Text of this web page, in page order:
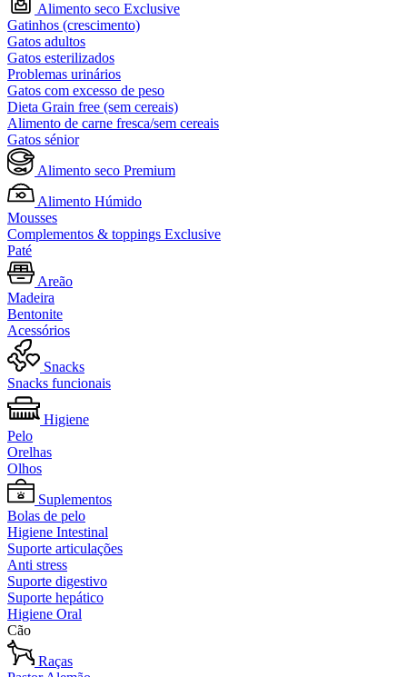
Alimento seco Exclusive
Gatinhos (crescimento)
Gatos adultos
Gatos esterilizados
Problemas urinários
Gatos com excesso de peso
Dieta Grain free (sem cereais)
Alimento de carne fresca/sem cereais
Gatos sénior
Alimento seco Premium
Alimento Húmido
Mousses
Complementos & toppings Exclusive
Paté
Areão
Madeira
Bentonite
Acessórios
Snacks
Snacks funcionais
Higiene
Pelo
Orelhas
Olhos
Suplementos
Bolas de pelo
Higiene Intestinal
Suporte articulações
Anti stress
Suporte digestivo
Suporte hepático
Higiene Oral
Cão
Raças